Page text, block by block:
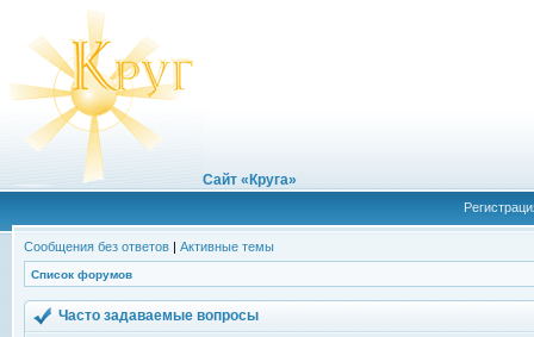
Сайт «Круга»
Сообщения без ответов | Активные темы
Список форумов
Часто задаваемые вопросы